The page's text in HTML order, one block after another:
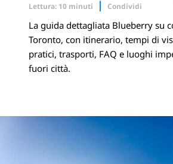
Lettura: 10 minuti
Condividi
Facebook
Linkedin
La guida dettagliata Blueberry su
Toronto, con itinerario, tempi di
pratici, trasporti, FAQ e luoghi
fuori città.